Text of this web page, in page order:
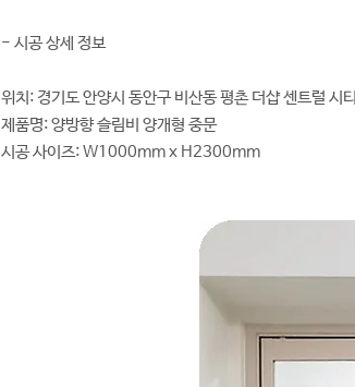
- 시공 상세 정보
위치: 경기도 안양시 동안구 비산동 평촌 더샵 센트럴 시티
제품명: 양방향 슬림비 양개형 중문
시공 사이즈: W1000mm x H2300mm